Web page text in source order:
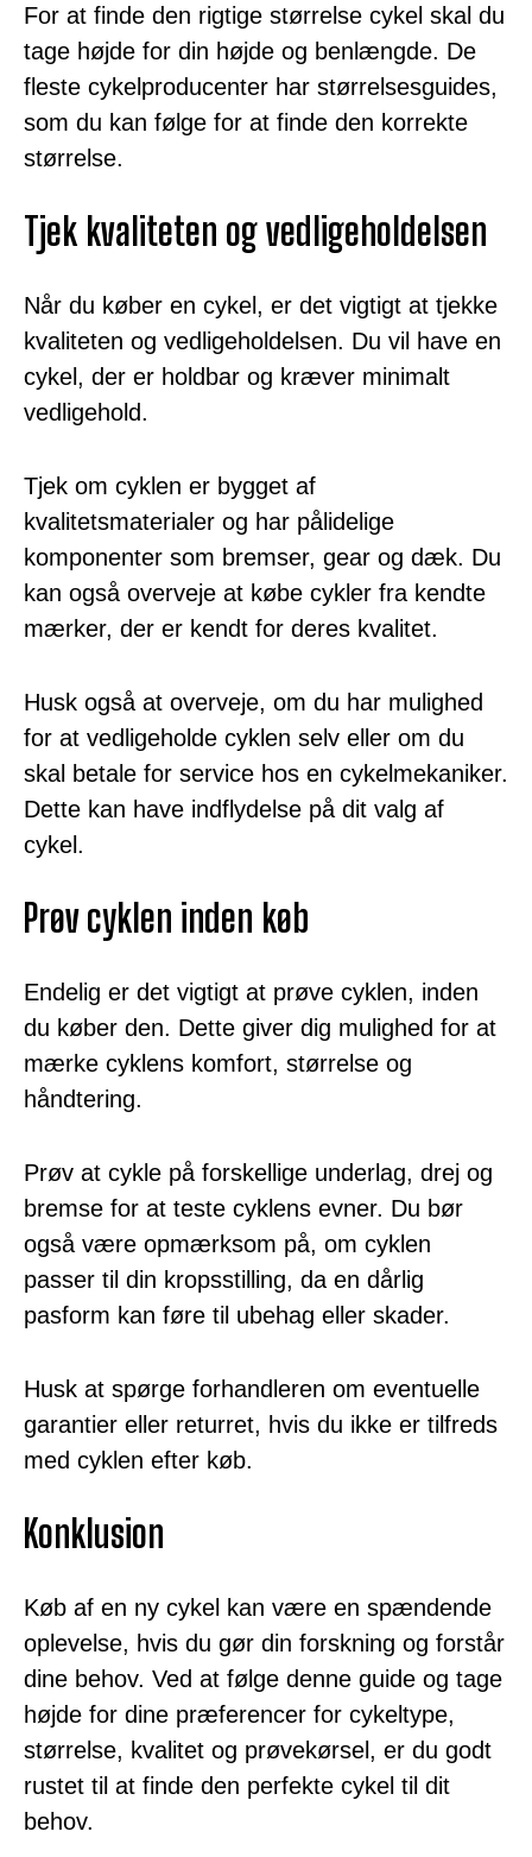
For at finde den rigtige størrelse cykel skal du
tage højde for din højde og benlængde. De
fleste cykelproducenter har størrelsesguides,
som du kan følge for at finde den korrekte
størrelse.
Tjek kvaliteten og vedligeholdelsen
Når du køber en cykel, er det vigtigt at tjekke
kvaliteten og vedligeholdelsen. Du vil have en
cykel, der er holdbar og kræver minimalt
vedligehold.
Tjek om cyklen er bygget af
kvalitetsmaterialer og har pålidelige
komponenter som bremser, gear og dæk. Du
kan også overveje at købe cykler fra kendte
mærker, der er kendt for deres kvalitet.
Husk også at overveje, om du har mulighed
for at vedligeholde cyklen selv eller om du
skal betale for service hos en cykelmekaniker.
Dette kan have indflydelse på dit valg af
cykel.
Prøv cyklen inden køb
Endelig er det vigtigt at prøve cyklen, inden
du køber den. Dette giver dig mulighed for at
mærke cyklens komfort, størrelse og
håndtering.
Prøv at cykle på forskellige underlag, drej og
bremse for at teste cyklens evner. Du bør
også være opmærksom på, om cyklen
passer til din kropsstilling, da en dårlig
pasform kan føre til ubehag eller skader.
Husk at spørge forhandleren om eventuelle
garantier eller returret, hvis du ikke er tilfreds
med cyklen efter køb.
Konklusion
Køb af en ny cykel kan være en spændende
oplevelse, hvis du gør din forskning og forstår
dine behov. Ved at følge denne guide og tage
højde for dine præferencer for cykeltype,
størrelse, kvalitet og prøvekørsel, er du godt
rustet til at finde den perfekte cykel til dit
behov.